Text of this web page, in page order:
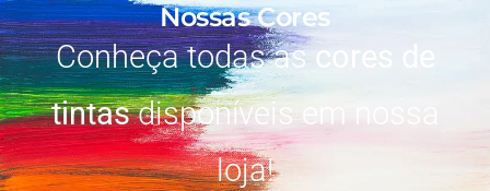
Nossas Cores
Conheça todas ascores de
tintasdisponíveis em nossa
loja!